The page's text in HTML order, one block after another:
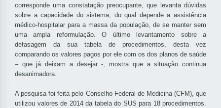
corresponde uma constatação preocupante, que levanta dúvidas
sobre a capacidade do sistema, do qual depende a assistência
médico-hospitalar para a massa da população, de se manter sem
uma ampla reformulação. O último levantamento sobre a
defasagem da sua tabela de procedimentos, desta vez
comparando os valores pagos por ele com os dos planos de saúde
– que já deixam a desejar -, mostra que a situação continua
desanimadora.
A pesquisa foi feita pelo Conselho Federal de Medicina (CFM), que
utilizou valores de 2014 da tabela do SUS para 18 procedimentos.